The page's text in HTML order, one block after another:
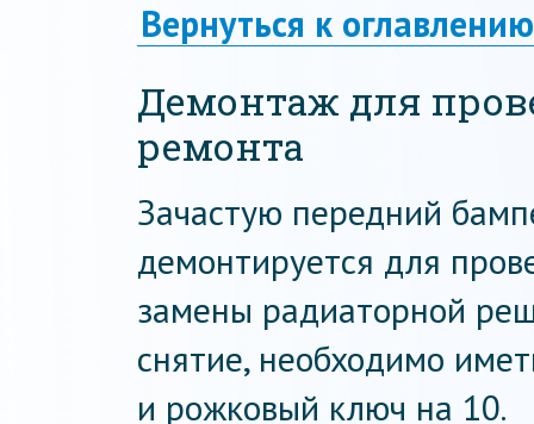
Вернуться к оглавлению
Демонтаж для
ремонта
Зачастую передний
демонтируется для
замены радиаторной
снятие, необходимо
и рожковый ключ на 10.